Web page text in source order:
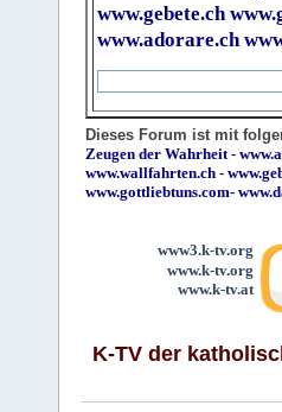
www.gebete.ch
www.adorare.ch
Dieses Forum ist mit
Zeugen der Wahrheit-
www.wallfahrten.ch -
www.gottliebtuns.com-
www3.k-tv.org
www.k-tv.org
www.k-tv.at
K-TV der